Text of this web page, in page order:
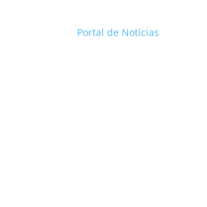
Portal de Notícias